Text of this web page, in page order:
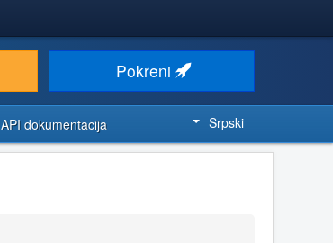
Pokreni
API dokumentacija Srpski